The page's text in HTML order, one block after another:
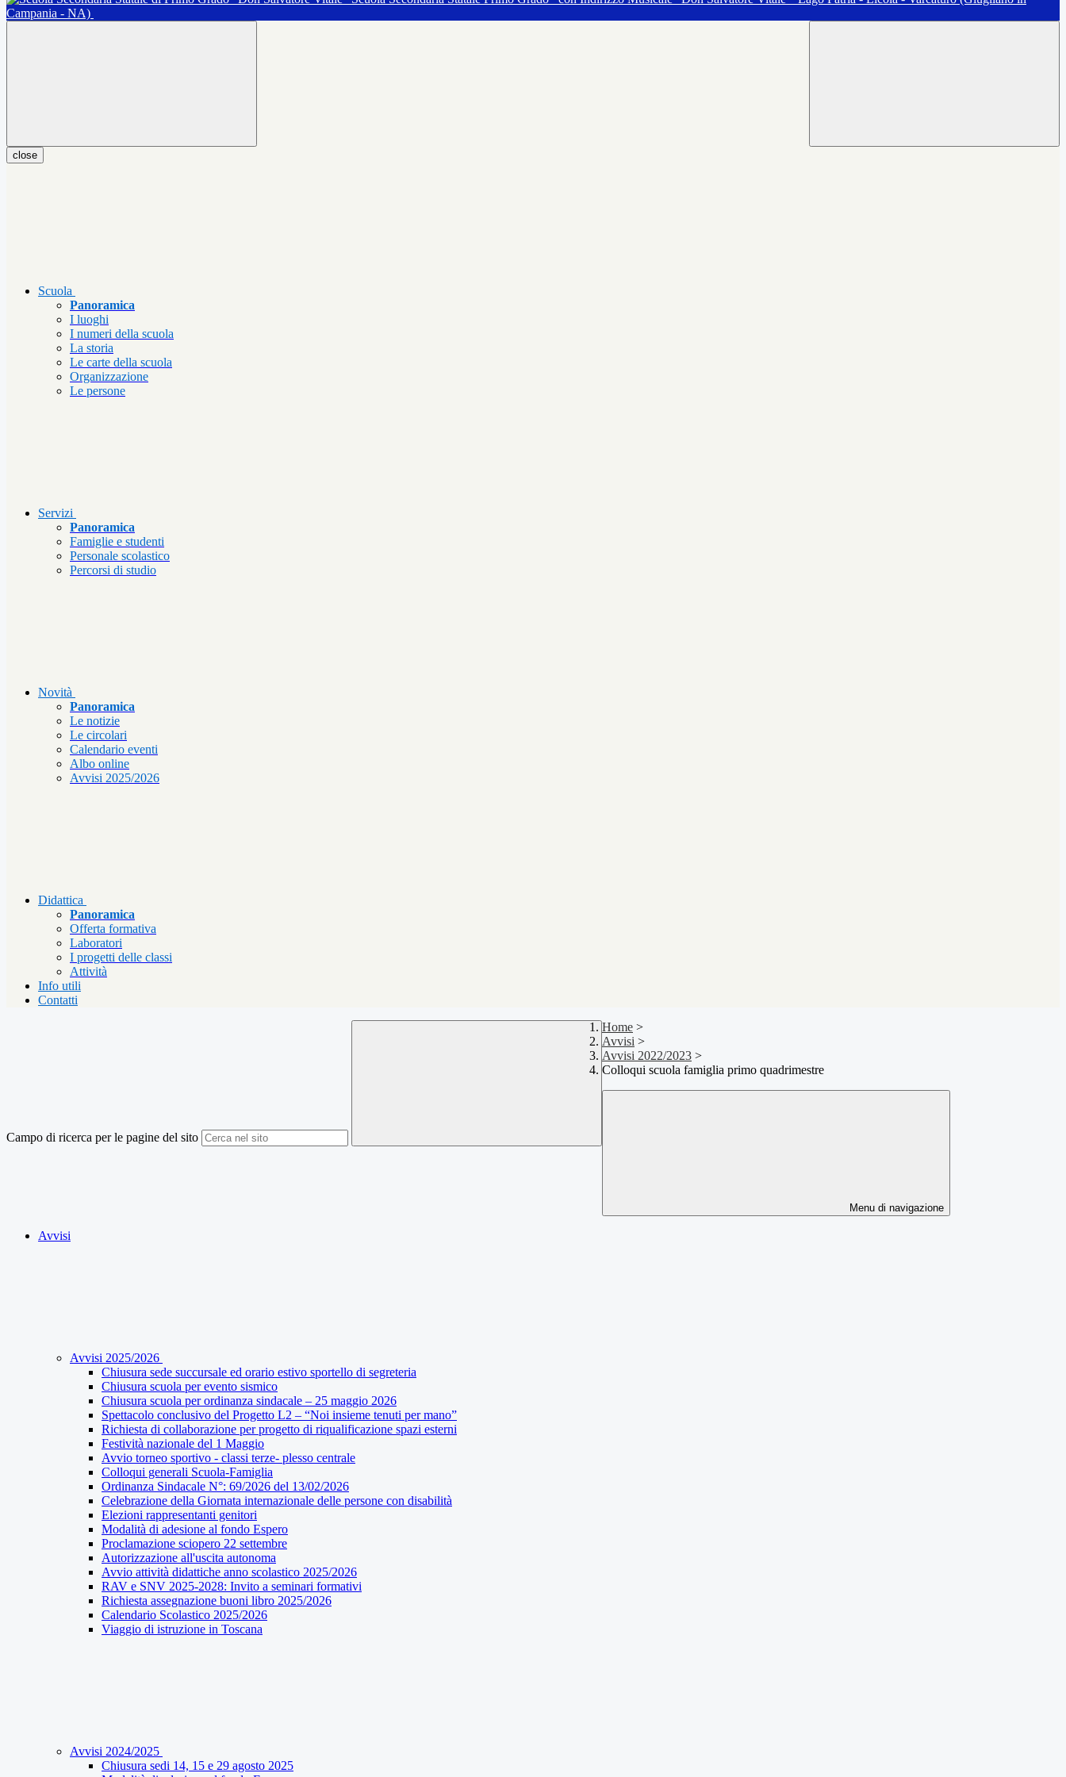
Campania - NA)
close
Scuola
Panoramica
I luoghi
I numeri della scuola
La storia
Le carte della scuola
Organizzazione
Le persone
Servizi
Panoramica
Famiglie e studenti
Personale scolastico
Percorsi di studio
Novità
Panoramica
Le notizie
Le circolari
Calendario eventi
Albo online
Avvisi 2025/2026
Didattica
Panoramica
Offerta formativa
Laboratori
I progetti delle classi
Attività
Info utili
Contatti
Campo di ricerca per le pagine del sito
Home >
Avvisi >
Avvisi 2022/2023 >
Colloqui scuola famiglia primo quadrimestre
Menu di navigazione
Avvisi
Avvisi 2025/2026
Chiusura sede succursale ed orario estivo sportello di segreteria
Chiusura scuola per evento sismico
Chiusura scuola per ordinanza sindacale – 25 maggio 2026
Spettacolo conclusivo del Progetto L2 – “Noi insieme tenuti per mano”
Richiesta di collaborazione per progetto di riqualificazione spazi esterni
Festività nazionale del 1 Maggio
Avvio torneo sportivo - classi terze- plesso centrale
Colloqui generali Scuola-Famiglia
Ordinanza Sindacale N°: 69/2026 del 13/02/2026
Celebrazione della Giornata internazionale delle persone con disabilità
Elezioni rappresentanti genitori
Modalità di adesione al fondo Espero
Proclamazione sciopero 22 settembre
Autorizzazione all'uscita autonoma
Avvio attività didattiche anno scolastico 2025/2026
RAV e SNV 2025-2028: Invito a seminari formativi
Richiesta assegnazione buoni libro 2025/2026
Calendario Scolastico 2025/2026
Viaggio di istruzione in Toscana
Avvisi 2024/2025
Chiusura sedi 14, 15 e 29 agosto 2025